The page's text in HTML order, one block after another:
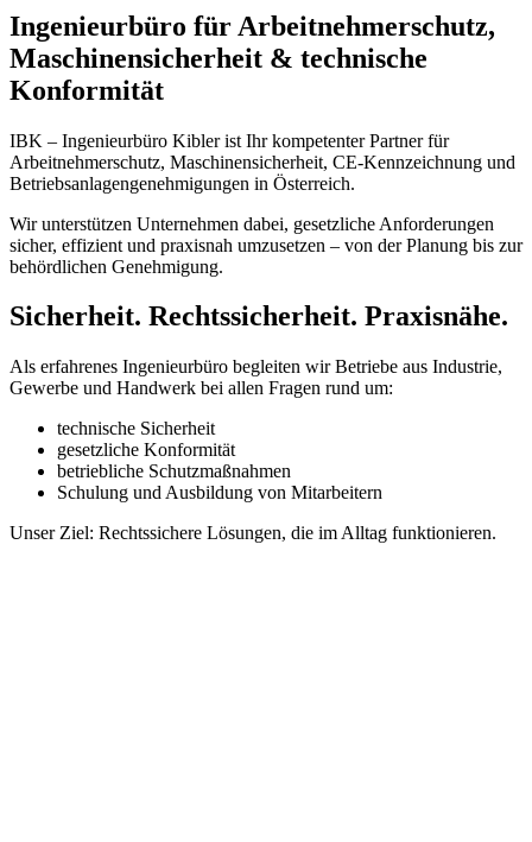
Ingenieurbüro für Arbeitnehmerschutz,
Maschinensicherheit & technische
Konformität
IBK – Ingenieurbüro Kibler ist Ihr kompetenter Partner für
Arbeitnehmerschutz, Maschinensicherheit, CE-Kennzeichnung und
Betriebsanlagengenehmigungen in Österreich.
Wir unterstützen Unternehmen dabei, gesetzliche Anforderungen
sicher, effizient und praxisnah umzusetzen – von der Planung bis zur
behördlichen Genehmigung.
Sicherheit. Rechtssicherheit. Praxisnähe.
Als erfahrenes Ingenieurbüro begleiten wir Betriebe aus Industrie,
Gewerbe und Handwerk bei allen Fragen rund um:
technische Sicherheit
gesetzliche Konformität
betriebliche Schutzmaßnahmen
Schulung und Ausbildung von Mitarbeitern
Unser Ziel: Rechtssichere Lösungen, die im Alltag funktionieren.